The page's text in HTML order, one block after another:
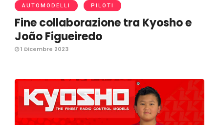
AUTOMODELLI PILOTI
Fine collaborazione tra Kyosho e
João Figueiredo
1 Dicembre 2023